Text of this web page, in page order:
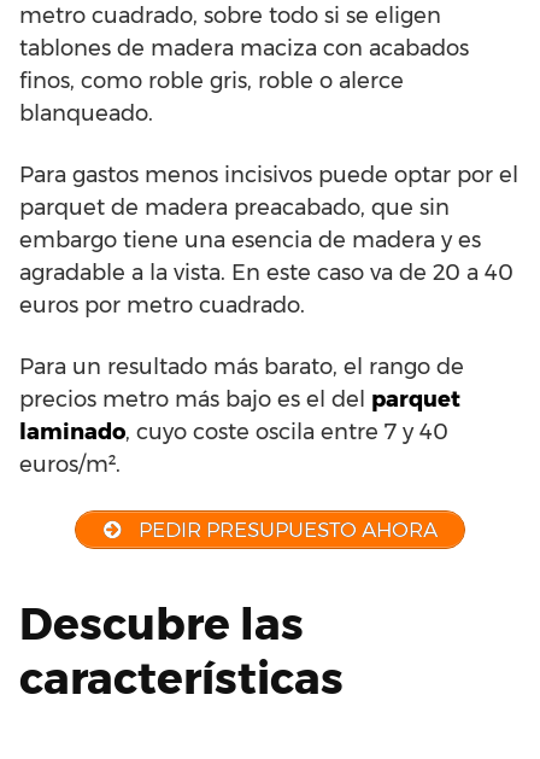
metro cuadrado, sobre todo si se eligen
tablones de madera maciza con acabados
finos, como roble gris, roble o alerce
blanqueado.
Para gastos menos incisivos puede optar por el
parquet de madera preacabado, que sin
embargo tiene una esencia de madera y es
agradable a la vista. En este caso va de 20 a 40
euros por metro cuadrado.
Para un resultado más barato, el rango de
precios metro más bajo es el del parquet
laminado, cuyo coste oscila entre 7 y 40
euros/m².
PEDIR PRESUPUESTO AHORA
Descubre las
características